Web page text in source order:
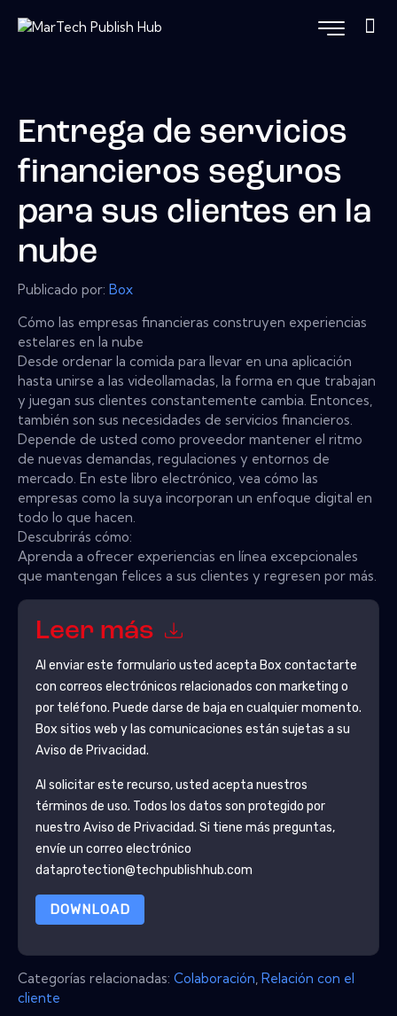
Entrega de servicios
financieros seguros
para sus clientes en la
nube
Publicado por: Box
Cómo las empresas financieras construyen experiencias
estelares en la nube
Desde ordenar la comida para llevar en una aplicación
hasta unirse a las videollamadas, la forma en que trabajan
y juegan sus clientes constantemente cambia. Entonces,
también son sus necesidades de servicios financieros.
Depende de usted como proveedor mantener el ritmo
de nuevas demandas, regulaciones y entornos de
mercado. En este libro electrónico, vea cómo las
empresas como la suya incorporan un enfoque digital en
todo lo que hacen.
Descubrirás cómo:
Aprenda a ofrecer experiencias en línea excepcionales
que mantengan felices a sus clientes y regresen por más.
Leer más
Al enviar este formulario usted acepta Box contactarte
con correos electrónicos relacionados con marketing o
por teléfono. Puede darse de baja en cualquier momento.
Box sitios web y las comunicaciones están sujetas a su
Aviso de Privacidad.
Al solicitar este recurso, usted acepta nuestros
términos de uso. Todos los datos son protegido por
nuestro Aviso de Privacidad. Si tiene más preguntas,
envíe un correo electrónico
dataprotection@techpublishhub.com
DOWNLOAD
Categorías relacionadas: Colaboración Relación con el
cliente